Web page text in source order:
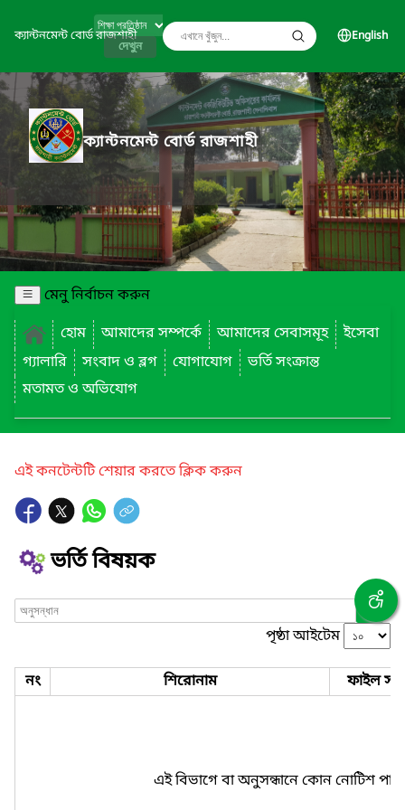
ক্যান্টনমেন্ট বোর্ড রাজশাহী
দেখুন
English
ক্যান্টনমেন্ট বোর্ড রাজশাহী
মেনু নির্বাচন করুন
হোম
আমাদের সম্পর্কে আমাদের সেবাসমূহ
ইসেবা
গ্যালারি
সংবাদ ও ব্লগ যোগাযোগ
ভর্তি সংক্রান্ত
মতামত ও অভিযোগ
এই কনটেন্টটি শেয়ার করতে ক্লিক করুন
ভর্তি বিষয়ক
পৃষ্ঠা আইটেম
নং শিরোনাম ফাইল
এই বিভাগে বা অনুসন্ধানে কোন নোটিশ